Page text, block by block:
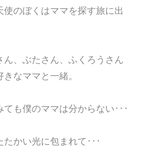
使のぼくはママを探す旅に出
ん、ぶたさん、ふくろうさん
なママと一緒。
も僕のママは分からない･･･
かい光に包まれて･･･